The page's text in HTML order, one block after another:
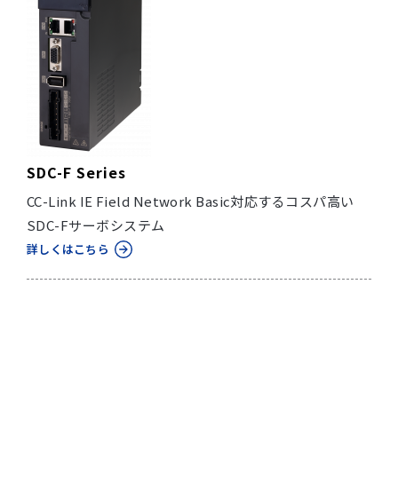
SDC-F Series
CC-Link IE Field Network Basic対応するコスパ高い
SDC-Fサーボシステム
詳しくはこちら